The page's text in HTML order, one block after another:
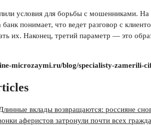
условия для борьбы с мошенниками. На
банк понимает, что ведет разговор с
их. Наконец, третий параметр — это
microzaymi.ru/blog/specialisty-zamerili-
вклады возвращаются: россияне
аферистов затронули почти всех